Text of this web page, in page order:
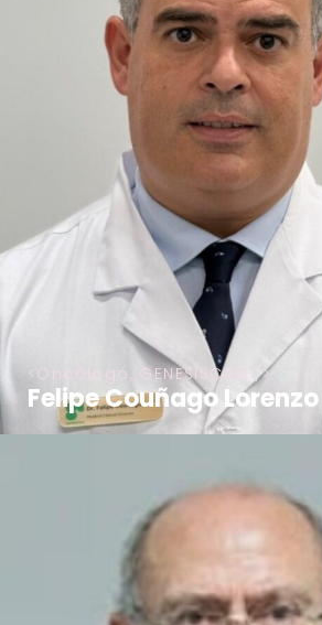
Oncólogo, GENESISCARE
Felipe Couñago Lorenzo